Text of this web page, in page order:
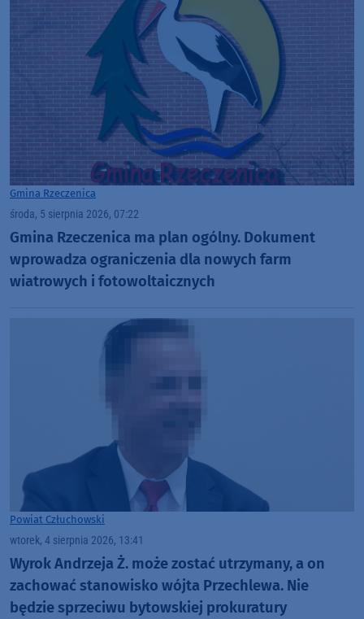
Gmina Rzeczenica
środa, 5 sierpnia 2026, 07:22
Gmina Rzeczenica ma plan ogólny. Dokument
wprowadza ograniczenia dla nowych farm
wiatrowych i fotowoltaicznych
Powiat Człuchowski
wtorek, 4 sierpnia 2026, 13:41
Wyrok Andrzeja Ż. może zostać utrzymany, a on
zachować stanowisko wójta Przechlewa. Nie
będzie sprzeciwu bytowskiej prokuratury